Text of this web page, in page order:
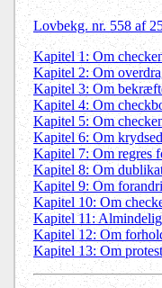
Lovbekg. nr. 558 af
Kapitel 1: Om
Kapitel 2: Om
Kapitel 3: Om
Kapitel 4: Om
Kapitel 5: Om
Kapitel 6: Om
Kapitel 7: Om regres
Kapitel 8: Om
Kapitel 9: Om
Kapitel 10: Om
Kapitel 11:
Kapitel 12: Om
Kapitel 13: Om